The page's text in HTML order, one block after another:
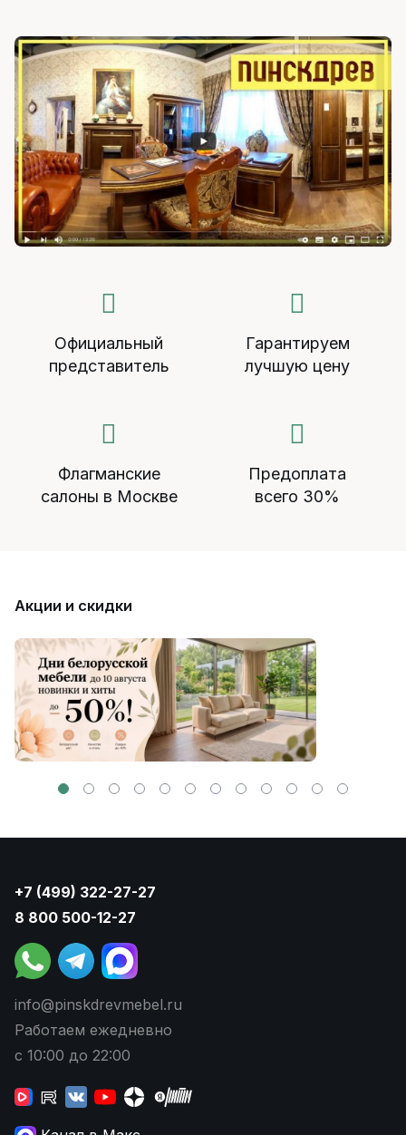
Официальный
представитель
Гарантируем
лучшую цену
Флагманские
салоны в Москве
Предоплата
всего 30%
Акции и скидки
+7 (499) 322-27-27
8 800 500-12-27
info@pinskdrevmebel.ru
Работаем ежедневно
с 10:00 до 22:00